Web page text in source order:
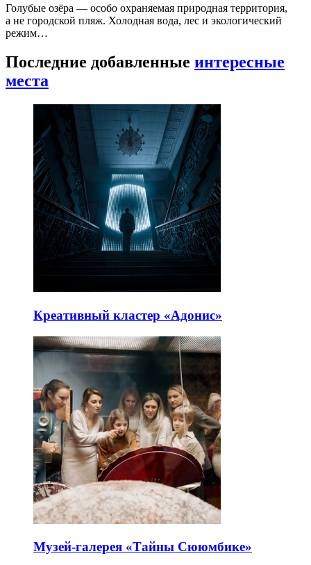
Голубые озёра — особо охраняемая природная территория,
а не городской пляж. Холодная вода, лес и экологический
режим…
Последние добавленные интересные
места
Креативный кластер «Адонис»
Музей-галерея «Тайны Сююмбике»